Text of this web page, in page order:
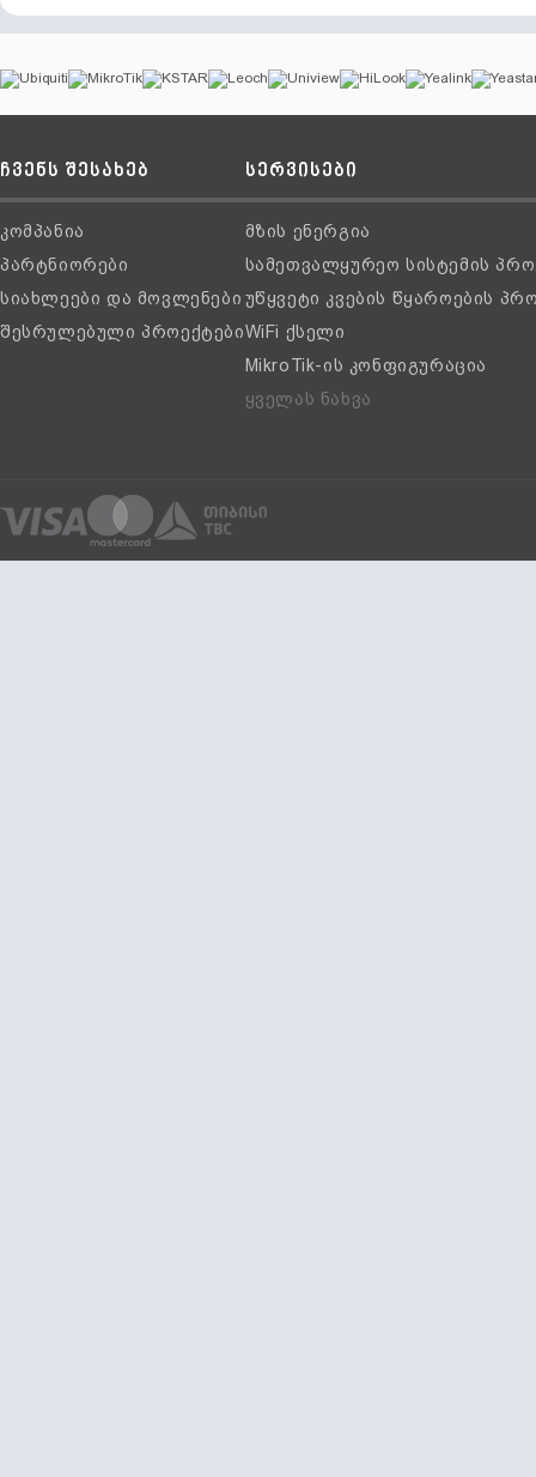
ჩვენს შესახებ
კომპანია
პარტნიორები
სიახლეები და მოვლენები
შესრულებული პროექტები
სერვისები
მზის ენერგია
სამეთვალყურეო სისტემის
უწყვეტი კვების წყაროების
WiFi ქსელი
MikroTik-ის კონფიგურაცია
ყველას ნახვა